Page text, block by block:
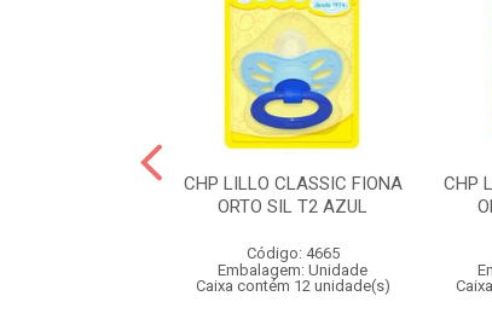
CHP LILLO CLASSIC FIONA
ORTO SIL T2 AZUL
Código: 4665
Embalagem: Unidade
Caixa contém 12 unidade(s)
CHP